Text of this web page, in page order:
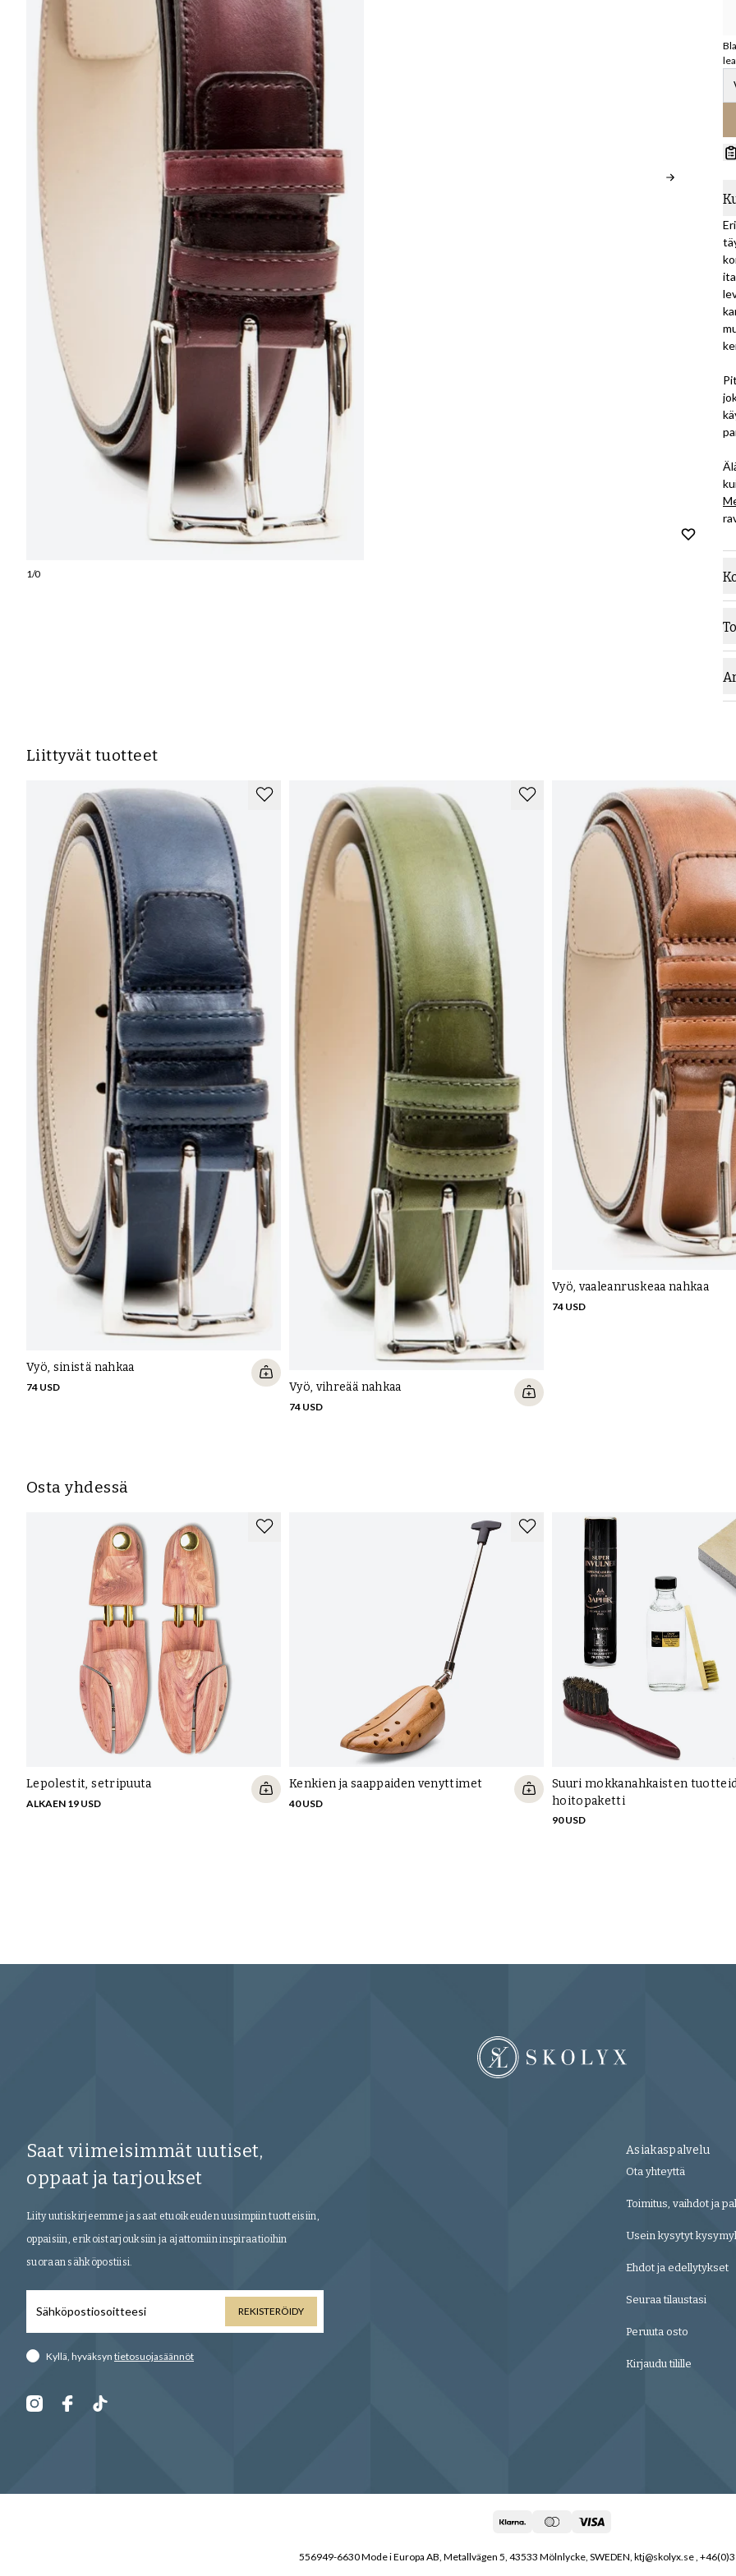
1/0
Liittyvät tuotteet
Vyö, sinistä nahkaa
74 USD Vyö, vihreää nahkaa
74 USD
Vyö, vaaleanruskeaa nahkaa
74 USD
Osta yhdessä
Lepolestit, setripuuta
ALKAEN 19 USD
Kenkien ja saappaiden venyttimet
40 USD
Suuri mokkanahkaisten
hoitopaketti
90 USD
Saat viimeisimmät uutiset,
oppaat ja tarjoukset
Liity uutiskirjeemme ja saat etuoikeuden uusimpiin tuotteisiin,
oppaisiin, erikoistarjouksiin ja ajattomiin inspiraatioihin
suoraan sähköpostiisi.
REKISTERÖIDY
Kyllä, hyväksyn tietosuojasäännöt
Asiakaspalvelu
Ota yhteyttä
Toimitus, vaihdot ja
Usein kysytyt
Ehdot ja edellytykset
Seuraa tilaustasi
Peruuta osto
Kirjaudu tilille
556949-6630 Mode i Europa AB, Metallvägen 5, 43533 Mölnlycke, SWEDEN, ktj@skolyx.se ,